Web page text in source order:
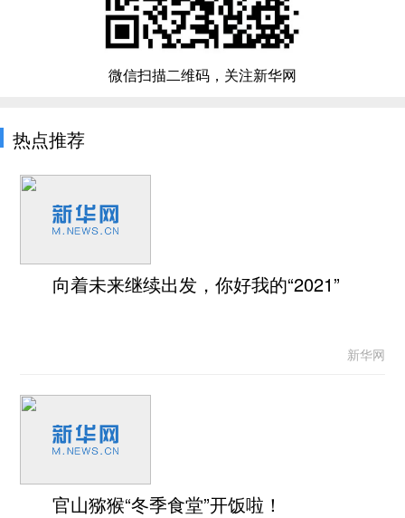
微信扫描二维码，关注新华网
热点推荐
向着未来继续出发，你好我的“2021”
新华网
官山猕猴“冬季食堂”开饭啦！